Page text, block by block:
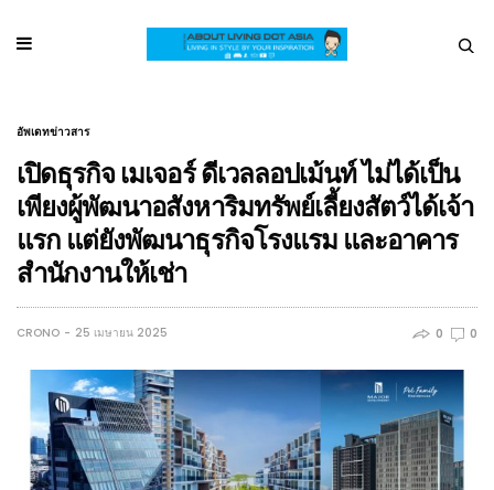
อัพเดทข่าวสาร
เปิดธุรกิจ เมเจอร์ ดีเวลลอปเม้นท์ ไม่ได้เป็น
เพียงผู้พัฒนาอสังหาริมทรัพย์เลี้ยงสัตว์ได้เจ้า
แรก แต่ยังพัฒนาธุรกิจโรงแรม และอาคาร
สำนักงานให้เช่า
CRONO 25 เมษายน 2025 0 0